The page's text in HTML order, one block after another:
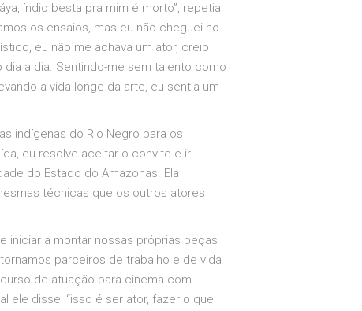
índio besta pra mim é morto”, repetia
os ensaios, mas eu não cheguei no
eu não me achava um ator, creio
a dia. Sentindo-me sem talento como
a vida longe da arte, eu sentia um
indígenas do Rio Negro para os
eu resolve aceitar o convite e ir
do Estado do Amazonas. Ela
técnicas que os outros atores
iniciar a montar nossas próprias peças
parceiros de trabalho e de vida
de atuação para cinema com
ele disse: “isso é ser ator, fazer o que